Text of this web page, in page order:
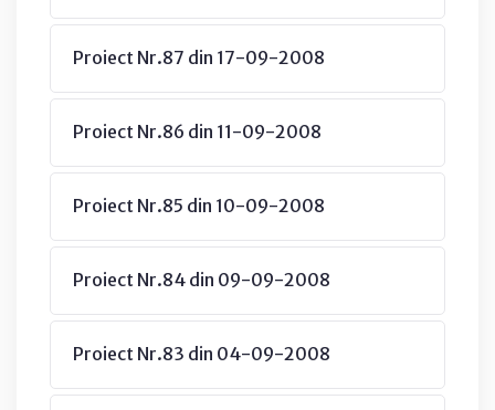
Proiect Nr.87 din 17-09-2008
Proiect Nr.86 din 11-09-2008
Proiect Nr.85 din 10-09-2008
Proiect Nr.84 din 09-09-2008
Proiect Nr.83 din 04-09-2008